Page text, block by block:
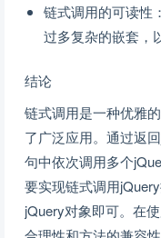
链式调用的可读性
过多复杂的嵌套，
结论
链式调用是一种优雅
了广泛应用。通过返
句中依次调用多个
要实现链式调用
jQuery对象即可。在